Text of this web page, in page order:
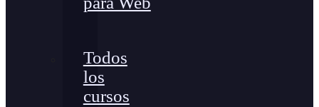
Todos
los
cursos